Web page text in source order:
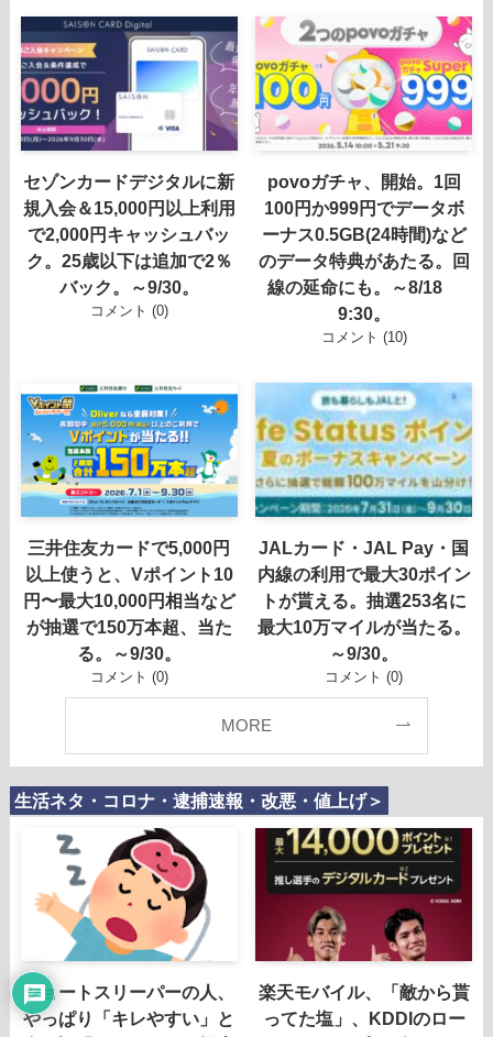
セゾンカードデジタルに新
規入会＆15,000円以上利用
で2,000円キャッシュバッ
ク。25歳以下は追加で2％
バック。～9/30。
コメント (0)
povoガチャ、開始。1回
100円か999円でデータボ
ーナス0.5GB(24時間)など
のデータ特典があたる。回
線の延命にも。～8/18
9:30。
コメント (10)
三井住友カードで5,000円
以上使うと、Vポイント10
円〜最大10,000円相当など
が抽選で150万本超、当た
る。～9/30。
コメント (0)
JALカード・JAL Pay・国
内線の利用で最大30ポイン
トが貰える。抽選253名に
最大10万マイルが当たる。
～9/30。
コメント (0)
MORE
生活ネタ・コロナ・逮捕速報・改悪・値上げ＞
ショートスリーパーの人、
やっぱり「キレやすい」と
楽天モバイル、「敵から貰
ってた塩」、KDDIのロー